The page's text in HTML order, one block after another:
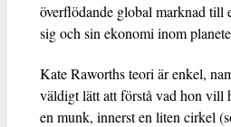
överflödande global marknad till
sig och sin ekonomi inom
Kate Raworths teori är enkel,
väldigt lätt att förstå vad hon vill
en munk, innerst en liten cirkel